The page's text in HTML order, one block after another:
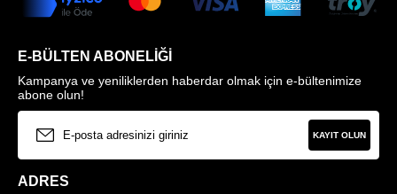
E-BÜLTEN ABONELIĞI
Kampanya ve yeniliklerden haberdar olmak için e-bültenimize
abone olun!
KAYIT OLUN
ADRES